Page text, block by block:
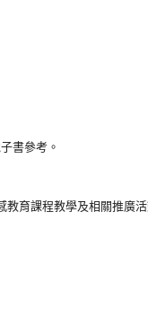
書參考。
育課程教學及相關推廣